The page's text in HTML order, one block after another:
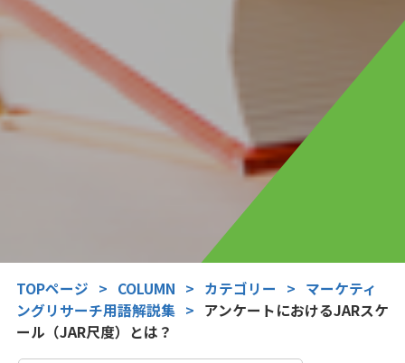
TOPページ > COLUMN > カテゴリー > マーケティ
ングリサーチ用語解説集 > アンケートにおけるJARスケ
ール（JAR尺度）とは？